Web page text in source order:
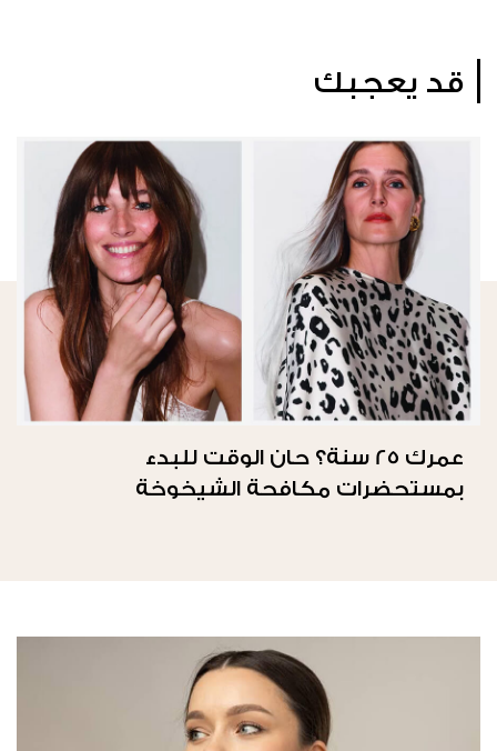
قد يعجبك
عمرك 25 سنة؟ حان الوقت للبدء
بمستحضرات مكافحة الشيخوخة